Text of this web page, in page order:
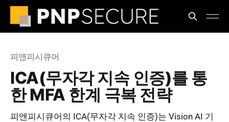
피앤피시큐어
ICA(무자각 지속 인증)를 통
한 MFA 한계 극복 전략
피앤피시큐어의 ICA(무자각 지속 인증)는 Vision AI 기